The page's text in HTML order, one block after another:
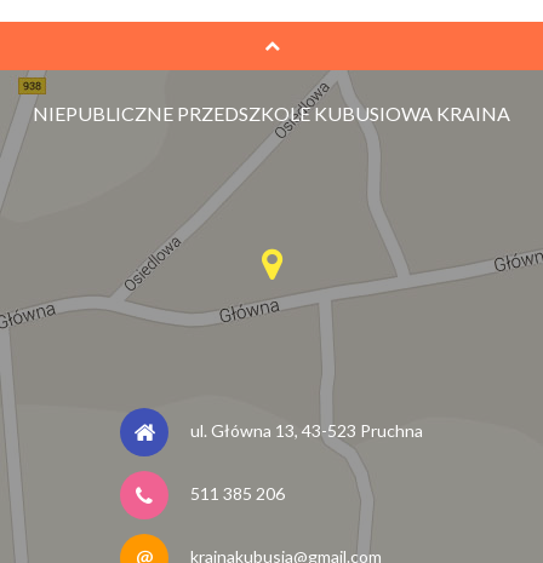
NIEPUBLICZNE PRZEDSZKOLE KUBUSIOWA KRAINA
ul. Główna 13, 43-523 Pruchna
511 385 206
krainakubusia@gmail.com